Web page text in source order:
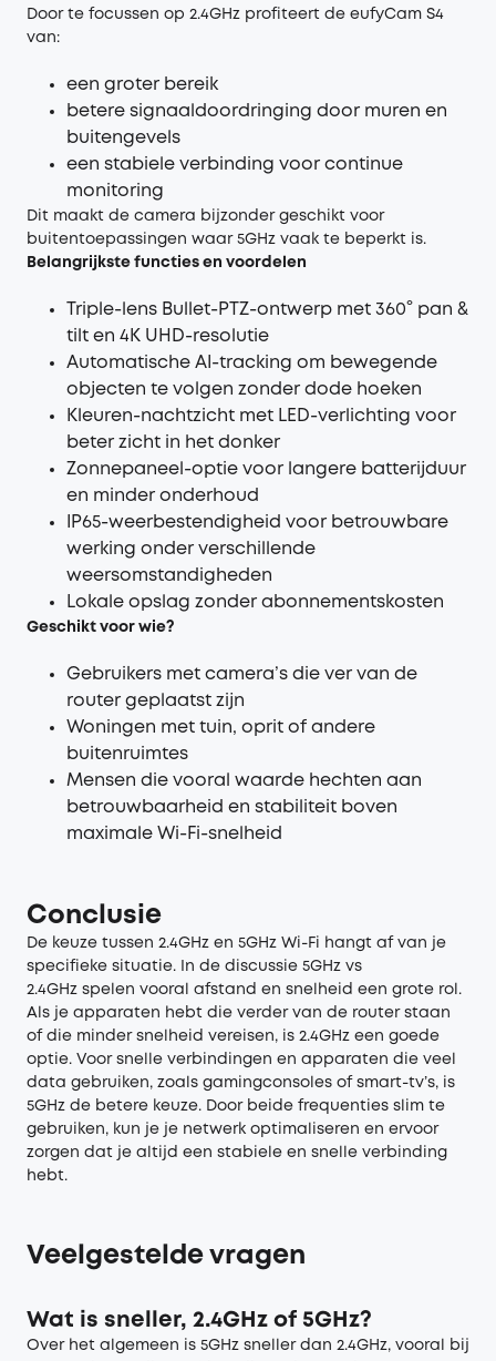
Door te focussen op 2.4GHz profiteert de eufyCam S4
van:
een groter bereik
betere signaaldoordringing door muren en
buitengevels
een stabiele verbinding voor continue
monitoring
Dit maakt de camera bijzonder geschikt voor
buitentoepassingen waar 5GHz vaak te beperkt is.
Belangrijkste functies en voordelen
Triple-lens Bullet-PTZ-ontwerp met 360° pan &
tilt en 4K UHD-resolutie
Automatische AI-tracking om bewegende
objecten te volgen zonder dode hoeken
Kleuren-nachtzicht met LED-verlichting voor
beter zicht in het donker
Zonnepaneel-optie voor langere batterijduur
en minder onderhoud
IP65-weerbestendigheid voor betrouwbare
werking onder verschillende
weersomstandigheden
Lokale opslag zonder abonnementskosten
Geschikt voor wie?
Gebruikers met camera’s die ver van de
router geplaatst zijn
Woningen met tuin, oprit of andere
buitenruimtes
Mensen die vooral waarde hechten aan
betrouwbaarheid en stabiliteit boven
maximale Wi-Fi-snelheid
Conclusie
De keuze tussen 2.4GHz en 5GHz Wi-Fi hangt af van je
specifieke situatie. In de discussie 5GHz vs
2.4GHz spelen vooral afstand en snelheid een grote rol.
Als je apparaten hebt die verder van de router staan
of die minder snelheid vereisen, is 2.4GHz een goede
optie. Voor snelle verbindingen en apparaten die veel
data gebruiken, zoals gamingconsoles of smart-tv’s, is
5GHz de betere keuze. Door beide frequenties slim te
gebruiken, kun je je netwerk optimaliseren en ervoor
zorgen dat je altijd een stabiele en snelle verbinding
hebt.
Veelgestelde vragen
Wat is sneller, 2.4GHz of 5GHz?
Over het algemeen is 5GHz sneller dan 2.4GHz, vooral bij